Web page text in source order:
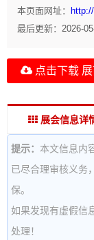
本页面网址：
最后更新： 2026-
点击下载
展会信息详
提示： 本文信息内
已尽合理审核义务
保。
如果发现有虚假信
处理！